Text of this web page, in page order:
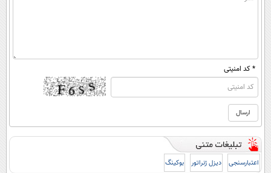
* کد امنیتی
اعتبارسنجی دیزل ژنراتور بوکینگ